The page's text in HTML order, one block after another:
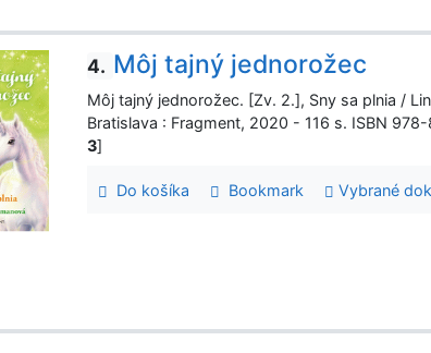
4. Môj tajný jednorožec
Môj tajný jednorožec. [Zv. 2.], Sny sa plnia /
Bratislava : Fragment, 2020 - 116 s. ISBN
3]
Do košíka Bookmark Vybrané